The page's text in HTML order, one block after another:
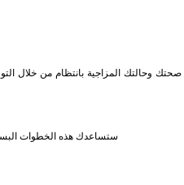
وحالتك المزاجية بانتظام من خلال
ستساعدك هذه الخطوات